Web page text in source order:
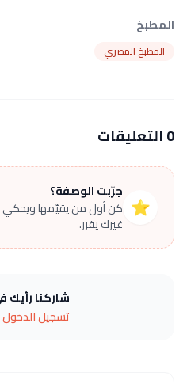
المطبخ
المطبخ المصري
0 التعليقات
⭐
جرّبت الوصفة؟
كن أول من يقيّمها ويحكي
غيرك يقرر.
شاركنا رأيك
تسجيل الدخول